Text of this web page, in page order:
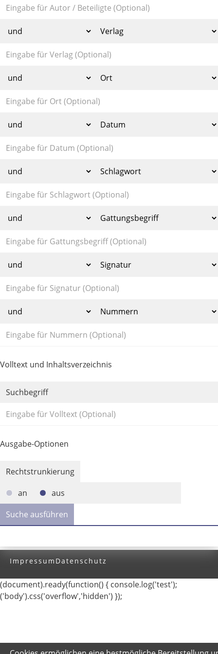
Volltext und Inhaltsverzeichnis
Suchbegriff
Ausgabe-Optionen
Rechtstrunkierung
an
aus
Impressum Datenschutz
(document).ready(function() { console.log('test');
('body').css('overflow','hidden') });